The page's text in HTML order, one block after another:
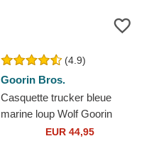
(4.9)
Goorin Bros.
Casquette trucker bleue
marine loup Wolf Goorin
EUR 44,95